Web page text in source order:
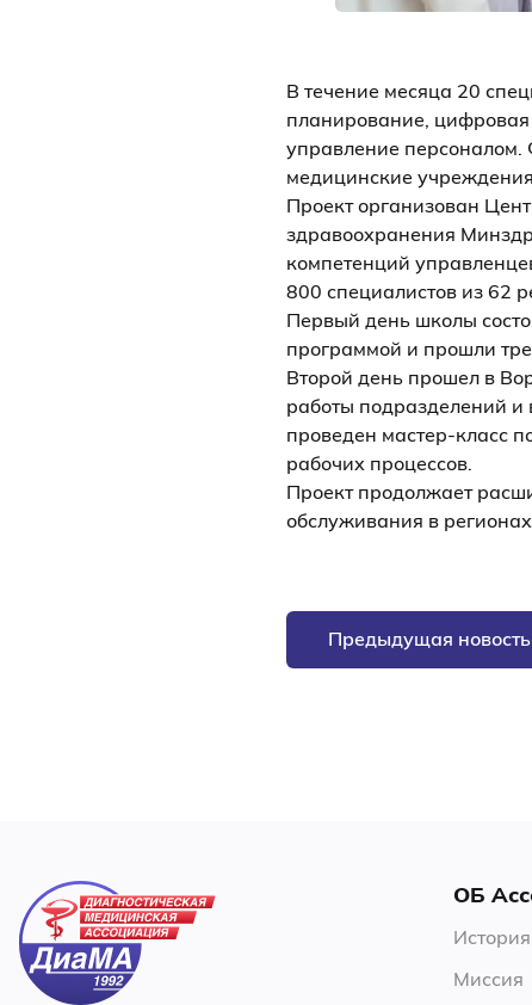
В течение месяца 20
планирование,
управление персоналом.
медицинские
Проект организован
здравоохранения
компетенций
800 специалистов из 62
Первый день школы
программой и прошли
Второй день прошел в
работы подразделений
проведен мастер-класс
рабочих процессов.
Проект продолжает
обслуживания в
Предыдущая новость
ОБ
История
Миссия